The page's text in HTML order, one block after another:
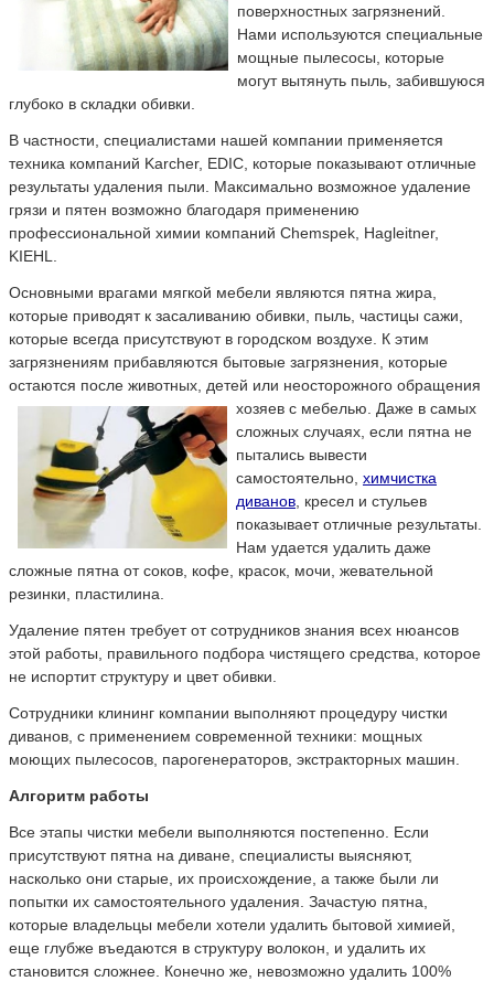
поверхностных загрязнений.
Нами используются специальные
мощные пылесосы, которые
могут вытянуть пыль, забившуюся
глубоко в складки обивки.
В частности, специалистами нашей компании применяется
техника компаний Karcher, EDIC, которые показывают отличные
результаты удаления пыли. Максимально возможное удаление
грязи и пятен возможно благодаря применению
профессиональной химии компаний Chemspek, Hagleitner,
KIEHL.
Основными врагами мягкой мебели являются пятна жира,
которые приводят к засаливанию обивки, пыль, частицы сажи,
которые всегда присутствуют в городском воздухе. К этим
загрязнениям прибавляются бытовые загрязнения, которые
остаются после животных, детей или неосторожного обращения
хозяев с мебелью. Даже в самых
сложных случаях, если пятна не
пытались вывести
самостоятельно, химчистка
диванов , кресел и стульев
показывает отличные результаты.
Нам удается удалить даже
сложные пятна от соков, кофе, красок, мочи, жевательной
резинки, пластилина.
Удаление пятен требует от сотрудников знания всех нюансов
этой работы, правильного подбора чистящего средства, которое
не испортит структуру и цвет обивки.
Сотрудники клининг компании выполняют процедуру чистки
диванов, с применением современной техники: мощных
моющих пылесосов, парогенераторов, экстракторных машин.
Алгоритм работы
Все этапы чистки мебели выполняются постепенно. Если
присутствуют пятна на диване, специалисты выясняют,
насколько они старые, их происхождение, а также были ли
попытки их самостоятельного удаления. Зачастую пятна,
которые владельцы мебели хотели удалить бытовой химией,
еще глубже въедаются в структуру волокон, и удалить их
становится сложнее. Конечно же, невозможно удалить 100%